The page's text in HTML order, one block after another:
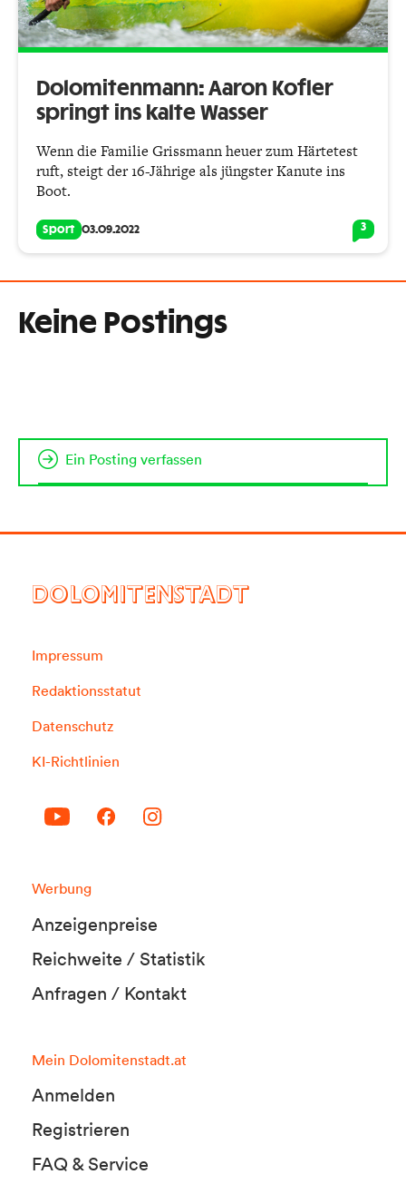
Dolomitenmann: Aaron Kofler
springt ins kalte Wasser
Wenn die Familie Grissmann heuer zum Härtetest
ruft, steigt der 16-Jährige als jüngster Kanute ins
Boot.
Sport 03.09.2022 3
Keine Postings
Ein Posting verfassen
DOLOMITENSTADT
Impressum
Redaktionsstatut
Datenschutz
KI-Richtlinien
Werbung
Anzeigenpreise
Reichweite / Statistik
Anfragen / Kontakt
Mein Dolomitenstadt.at
Anmelden
Registrieren
FAQ & Service